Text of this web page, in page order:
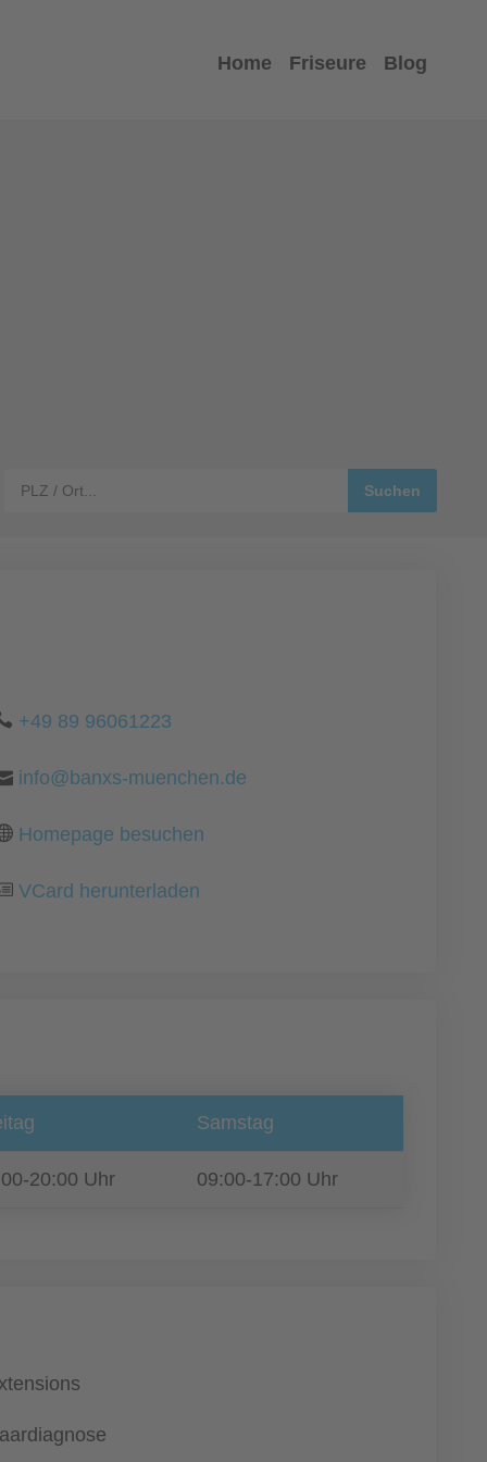
Home Friseure Blog
+49 89 96061223
info@banxs-muenchen.de
Homepage besuchen
VCard herunterladen
Samstag
20:00 Uhr 09:00-17:00 Uhr